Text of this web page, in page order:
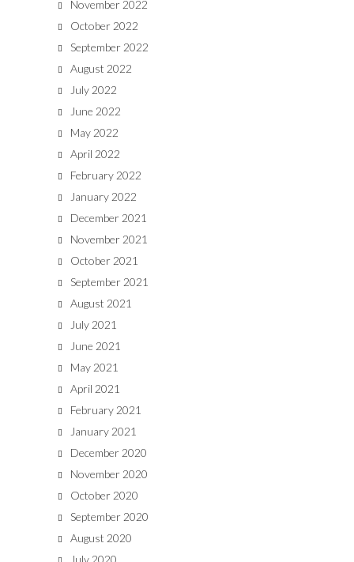
November 2022
October 2022
September 2022
August 2022
July 2022
June 2022
May 2022
April 2022
February 2022
January 2022
December 2021
November 2021
October 2021
September 2021
August 2021
July 2021
June 2021
May 2021
April 2021
February 2021
January 2021
December 2020
November 2020
October 2020
September 2020
August 2020
July 2020